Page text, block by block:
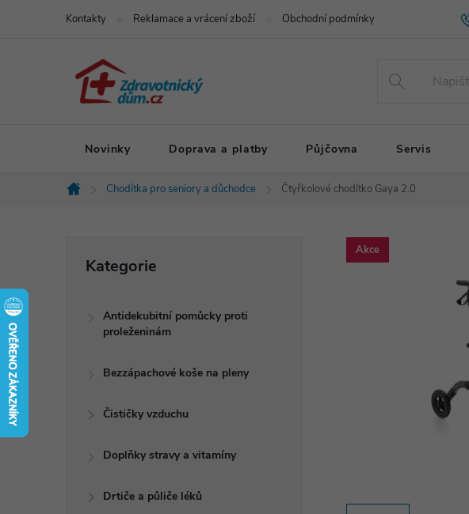
Kontakty Reklamace a vrácení zboží Obchodní podmínky
Novinky Doprava a platby Půjčovna Servis
Domů
Chodítka pro seniory a důchodce Čtyřkolové chodítko Gaya 2.0
kategorie
Kategorie
Antidekubitní pomůcky proti
proleženinám
Bezzápachové koše na pleny
Čističky vzduchu
Doplňky stravy a vitamíny
Drtiče a půliče léků
Akce